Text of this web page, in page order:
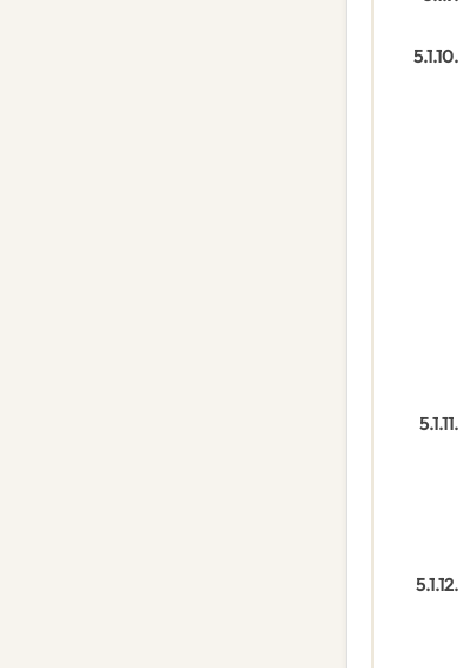
5.1.10.
5.1.11.
5.1.12.